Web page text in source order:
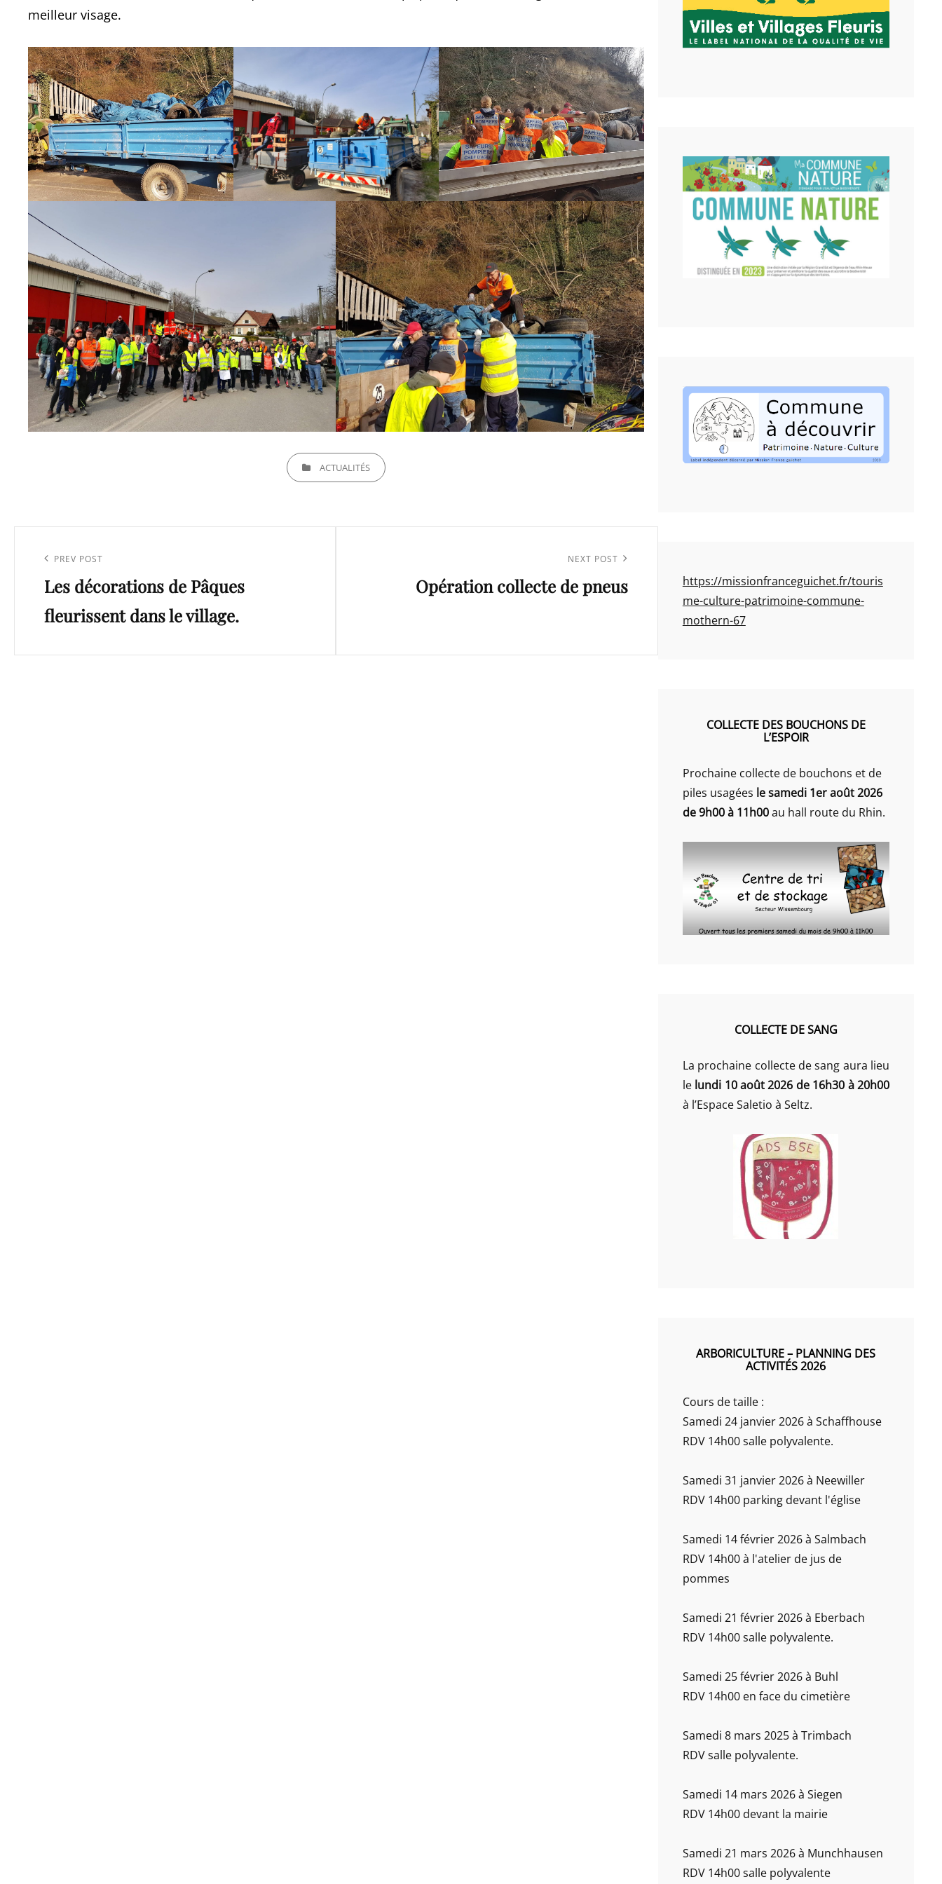
meilleur visage.
CATEGORIESACTUALITÉS
l’article
Previous
Post
PREV POST
Les décorations de Pâques
fleurissent dans le village.
NEXT POST
Opération collecte de pneus
https://missionfranceguichet.fr/touris
me-culture-patrimoine-commune-
mothern-67
COLLECTE DES BOUCHONS DE
L’ESPOIR
Prochaine collecte de bouchons et de
piles usagées le samedi 1er août 2026
de 9h00 à 11h00au hall route du Rhin.
COLLECTE DE SANG
La prochaine collecte de sang aura lieu
le lundi 10 août 2026 de 16h30 à 20h00
à l’Espace Saletio à Seltz.
ARBORICULTURE – PLANNING DES
ACTIVITÉS 2026
Cours de taille :
Samedi 24 janvier 2026 à Schaffhouse
RDV 14h00 salle polyvalente.
Samedi 31 janvier 2026 à Neewiller
RDV 14h00 parking devant l'église
Samedi 14 février 2026 à Salmbach
RDV 14h00 à l'atelier de jus de
pommes
Samedi 21 février 2026 à Eberbach
RDV 14h00 salle polyvalente.
Samedi 25 février 2026 à Buhl
RDV 14h00 en face du cimetière
Samedi 8 mars 2025 à Trimbach
RDV salle polyvalente.
Samedi 14 mars 2026 à Siegen
RDV 14h00 devant la mairie
Samedi 21 mars 2026 à Munchhausen
RDV 14h00 salle polyvalente